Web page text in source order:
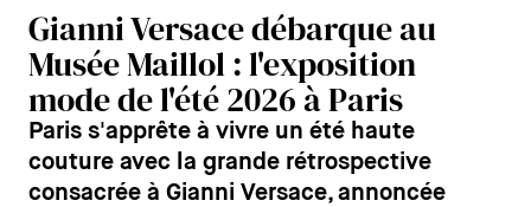
Gianni Versace débarque au
Musée Maillol : l'exposition
mode de l'été 2026 à Paris
Paris s'apprête à vivre un été haute
couture avec la grande rétrospective
consacrée à Gianni Versace, annoncée